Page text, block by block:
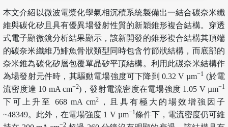
本文介紹以微波電漿化學氣相沉積系統製備出一結合碳奈米纖
維與碳化矽且具有優異場發射性質的新穎錐形複合結構。穿透
式電子顯微鏡分析結果顯示，該新開發的錐形複合結構其頂端
的碳奈米纖維乃鯡魚骨狀類型同時包含竹節狀結構，而底部的
奈米錐為碳化矽層包覆單晶矽平頂結構。利用此碳奈米結構作
為場發射元件時，其驅動電場強度可下降到 0.32 V µm−1 (於電
流密度達 10 mA cm−2)，發射電流密度在電場強度 1.05 V µm−1
下可上升至 668 mA cm2
，且具有極大的場效增強因子
~48349。此外，在電場強度 1 V µm−1條件下，電流密度仍可維
−2